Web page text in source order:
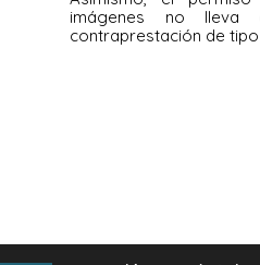
imágenes no lleva
contraprestación de